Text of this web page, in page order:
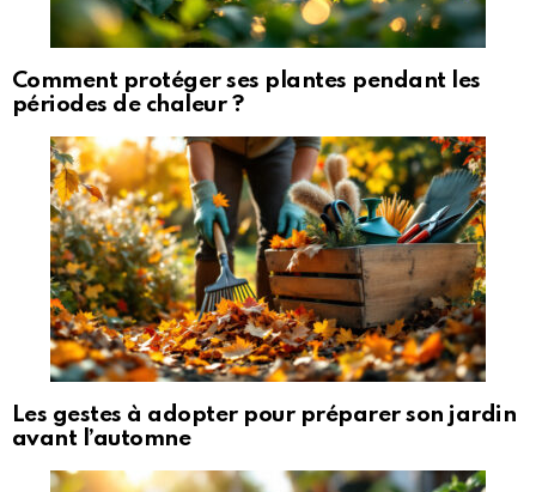
Comment protéger ses plantes pendant les
périodes de chaleur ?
Les gestes à adopter pour préparer son jardin
avant l’automne